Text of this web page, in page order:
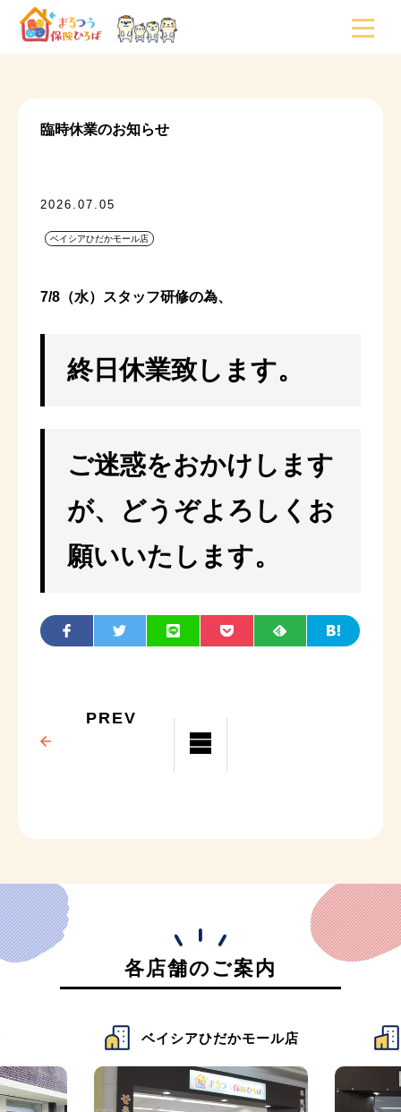
臨時休業のお知らせ
2026.07.05
ベイシアひだかモール店
7/8（水）スタッフ研修の為、
終日休業致します。
ご迷惑をおかけします
が、どうぞよろしくお
願いいたします。
PREV
各店舗のご案内
ベイシアひだかモール店